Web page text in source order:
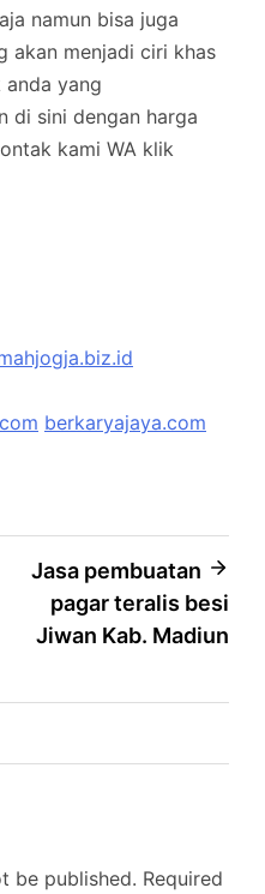
namun bisa juga
akan menjadi ciri khas
yang
di sini dengan harga
kami WA klik
berkaryajaya.com
Jasa pembuatan
pagar teralis besi
Jiwan Kab. Madiun
be published. Required